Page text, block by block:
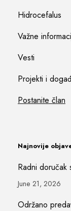
Hidrocefalus
Važne
Vesti
Projekti i
Postanite član
Najnovije
Radni doručak
June 21, 2026
Održano